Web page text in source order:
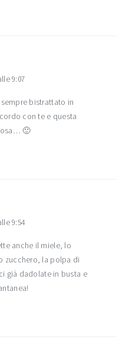
9:07
bistrattato in
con te e questa
🙂
9:54
anche il miele, lo
zucchero, la polpa di
già dadolate in busta e